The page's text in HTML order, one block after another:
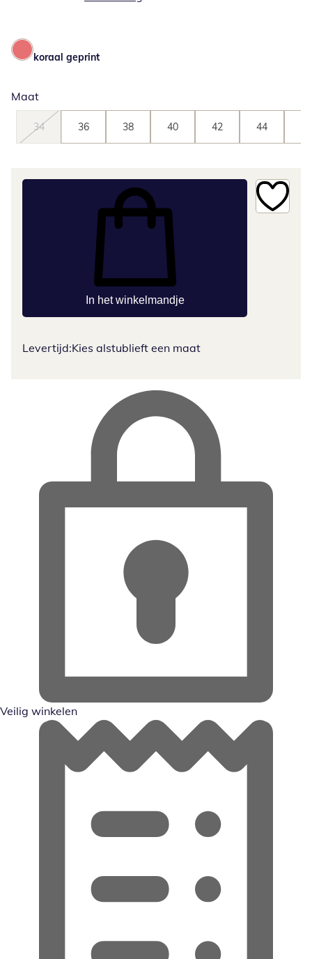
koraal geprint
Maat
34 36 38 40 42 44
In het winkelmandje
Levertijd:Kies alstublieft een maat
Veilig winkelen